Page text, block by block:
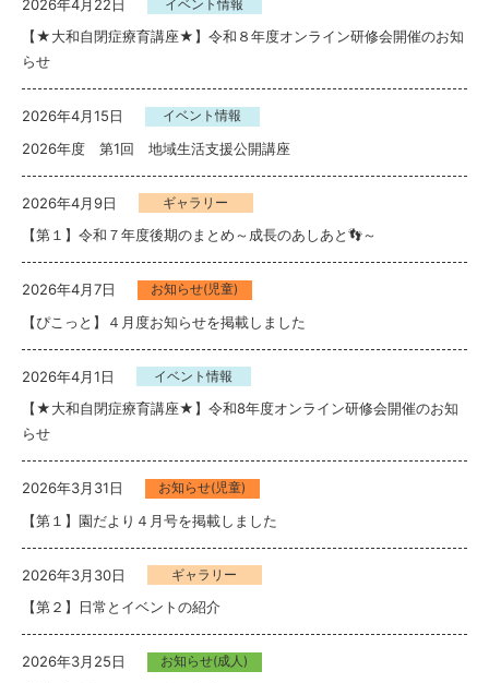
2026年4月22日 イベント情報
【★大和自閉症療育講座★】令和８年度オンライン研修会開催のお知
らせ
2026年4月15日 イベント情報
2026年度 第1回 地域生活支援公開講座
2026年4月9日 ギャラリー
【第１】令和７年度後期のまとめ～成長のあしあと👣～
2026年4月7日 お知らせ(児童)
【ぴこっと】４月度お知らせを掲載しました
2026年4月1日 イベント情報
【★大和自閉症療育講座★】令和8年度オンライン研修会開催のお知
らせ
2026年3月31日 お知らせ(児童)
【第１】園だより４月号を掲載しました
2026年3月30日 ギャラリー
【第２】日常とイベントの紹介
2026年3月25日 お知らせ(成人)